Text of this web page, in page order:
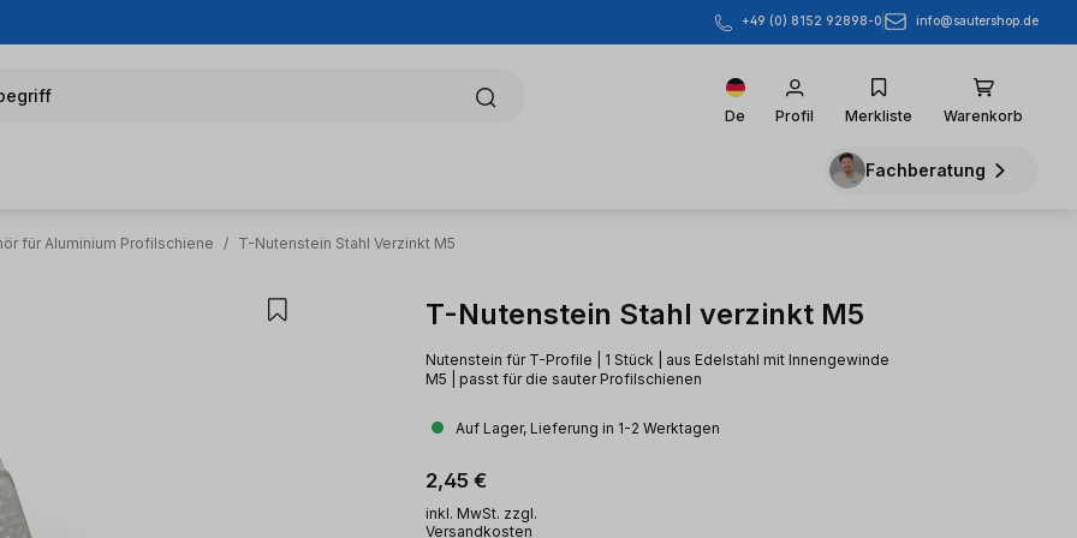
+49 (0) 8152 92898-0 info@sautershop.de
De Profil Merkliste Warenkorb
Fachberatung
für Aluminium Profilschiene / T-Nutenstein Stahl Verzinkt M5
T-Nutenstein Stahl verzinkt M5
Nutenstein für T-Profile | 1 Stück | aus Edelstahl mit Innengewinde
M5 | passt für die sauter Profilschienen
Auf Lager, Lieferung in 1-2 Werktagen
Regulärer Preis:
2,45 €
inkl. MwSt. zzgl.
Versandkosten